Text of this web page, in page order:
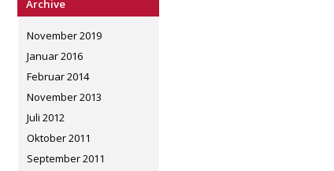
Archive
November 2019
Januar 2016
Februar 2014
November 2013
Juli 2012
Oktober 2011
September 2011